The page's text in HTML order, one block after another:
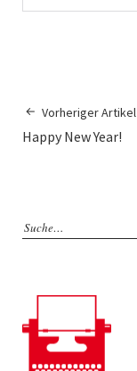
Vorheriger Artikel
Happy New Year!